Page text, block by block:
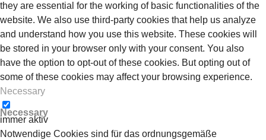
they are essential for the working of basic functionalities of the
website. We also use third-party cookies that help us analyze
and understand how you use this website. These cookies will
be stored in your browser only with your consent. You also
have the option to opt-out of these cookies. But opting out of
some of these cookies may affect your browsing experience.
Necessary
Necessary
immer aktiv
Notwendige Cookies sind für das ordnungsgemäße